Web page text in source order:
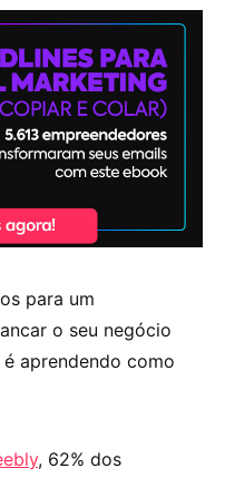
para um
o seu negócio
aprendendo como
, 62% dos